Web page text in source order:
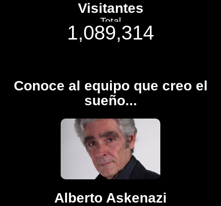
Visitantes
Total
1,089,314
Conoce al equipo que creo el
sueño...
Alberto Askenazi